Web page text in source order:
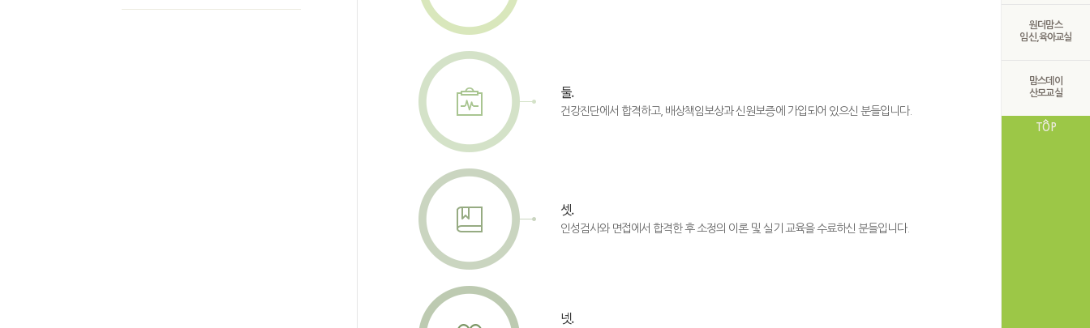
원더맘스
임신,육아교실
맘스데이
산모교실
TOP
둘.
건강진단에서 합격하고, 배상책임보상과 신원보증에 가입되어 있으신 분들입니다.
셋.
인성검사와 면접에서 합격한 후 소정의 이론 및 실기 교육을 수료하신 분들입니다.
넷.